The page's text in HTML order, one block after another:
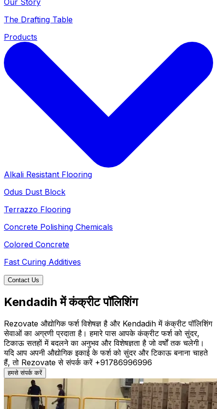
The Drafting Table
Products
Alkali Resistant Flooring
Odus Dust Block
Terrazzo Flooring
Concrete Polishing Chemicals
Colored Concrete
Fast Curing Additives
Contact Us
Kendadih में कंक्रीट पॉलिशिंग
Rezovate औद्योगिक फर्श विशेषज्ञ है और Kendadih में कंक्रीट पॉलिशिंग
सेवाओं का अग्रणी प्रदाता है। हमारे पास आपके कंक्रीट फर्श को सुंदर,
टिकाऊ सतहों में बदलने का अनुभव और विशेषज्ञता है जो वर्षों तक चलेगी।
यदि आप अपनी औद्योगिक इकाई के फर्श को सुंदर और टिकाऊ बनाना चाहते
हैं, तो Rezovate से संपर्क करें +91786996996
हमसे संपर्क करें